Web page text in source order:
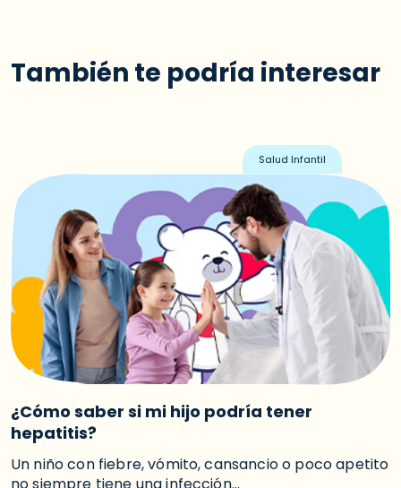
También te podría interesar
Salud Infantil
¿Cómo saber si mi hijo podría tener
hepatitis?
Un niño con fiebre, vómito, cansancio o poco apetito